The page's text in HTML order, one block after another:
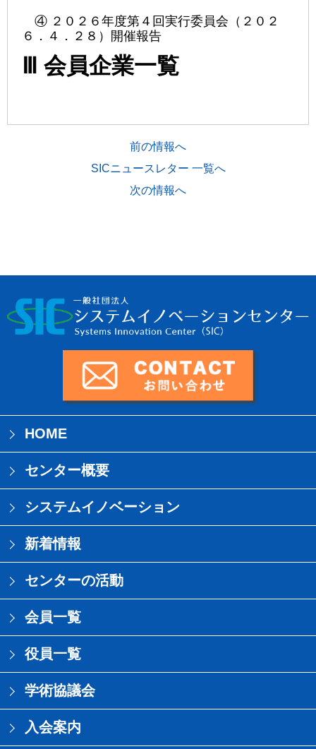
④ ２０２６年度第４回実行委員会（２０２
６．４．２８）開催報告
会員企業一覧
前の情報へ
SICニュースレター 一覧へ
次の情報へ
HOME
センター概要
システムイノベーション
新着情報
センターの活動
会員一覧
役員一覧
学術協議会
入会案内